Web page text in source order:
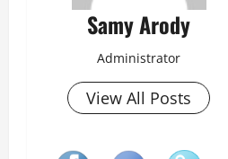
Samy Arody
Administrator
View All Posts